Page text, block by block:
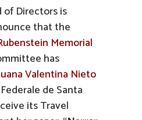
of Directors is
that the
Memorial
has
Valentina Nieto
de Santa
its Travel